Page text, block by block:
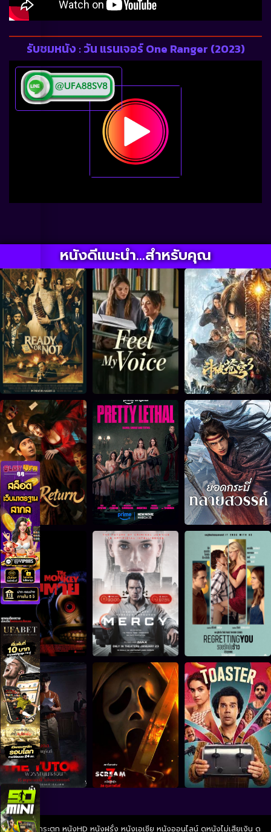
รับชมหนัง : วัน แรนเจอร์ One Ranger (2023)
หนังดีแนะนำ...สำหรับคุณ
ดูหนังไม่กระตุก หนังHD หนังฝรั่ง หนังเอเชีย หนังออนไลน์ ดูหนังไม่เสียเงิน ดู